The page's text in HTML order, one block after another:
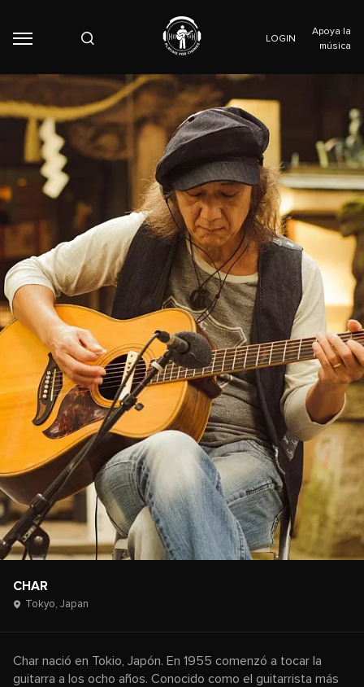
LOGIN
Apoya la
música
CHAR
Tokyo, Japan
Char nació en Tokio, Japón. En 1955 comenzó a tocar la
guitarra a los ocho años. Conocido como el guitarrista más